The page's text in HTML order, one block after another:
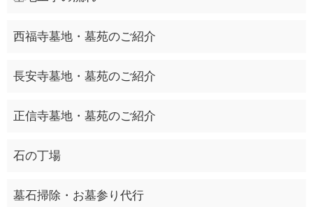
西福寺墓地・墓苑のご紹介
長安寺墓地・墓苑のご紹介
正信寺墓地・墓苑のご紹介
石の丁場
墓石掃除・お墓参り代行